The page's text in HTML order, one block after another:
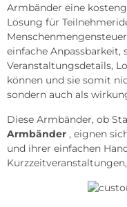
Armbänder eine
Lösung für
einfache Anpassbarkeit,
Veranstaltungsdetails,
können und sie somit
sondern auch als
Diese Armbänder, ob
Armbänder , eignen
und ihrer einfachen